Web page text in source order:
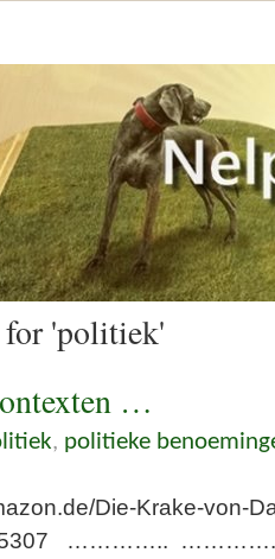
'politiek'
…
, politieke
Die-Krake-von-
…………..